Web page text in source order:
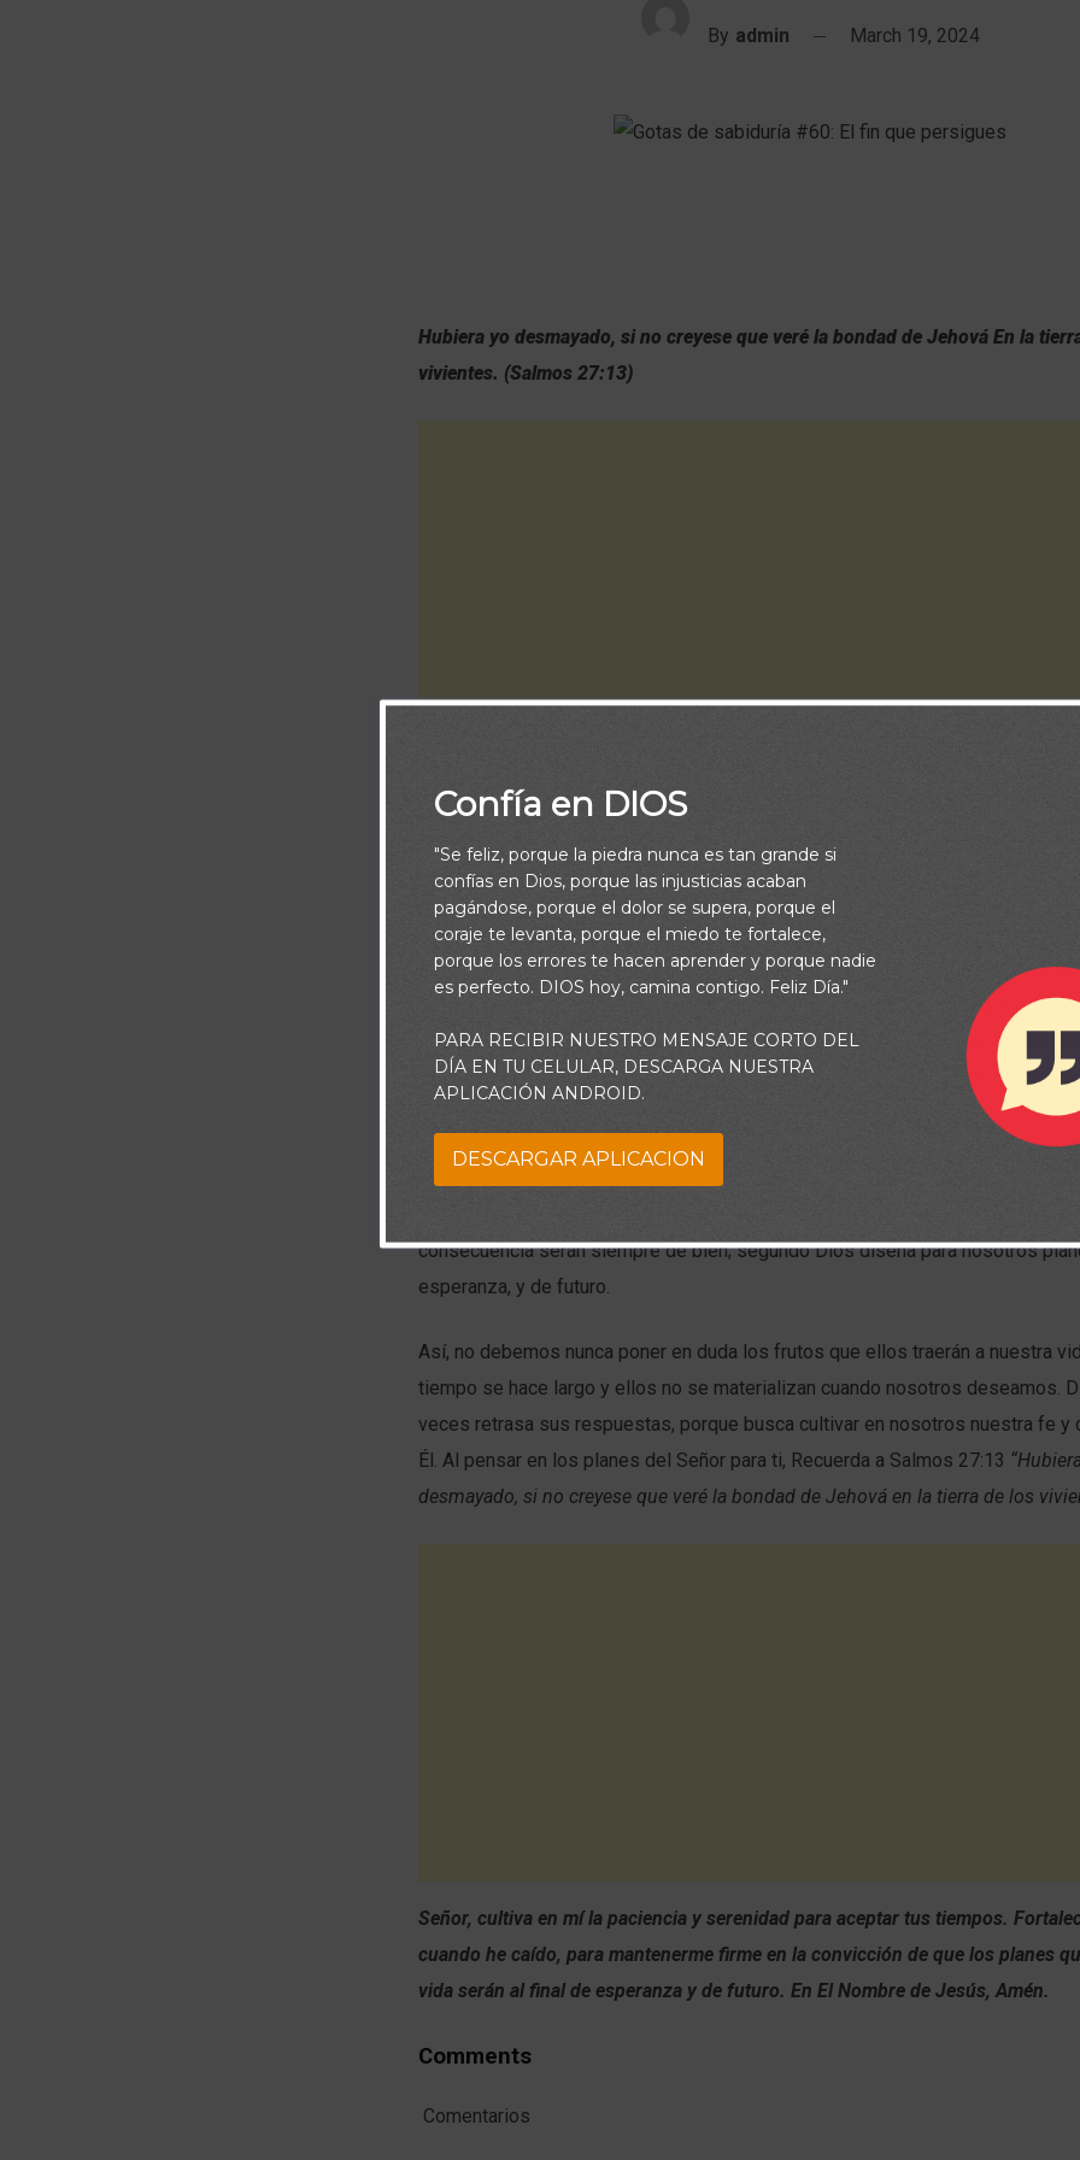
By admin March 19, 2024
Hubiera yo desmayado, si no creyese que veré la bondad de Jehová En la
vivientes. (Salmos 27:13)
Cada día debemos tener presente los planes que Dios tiene para todos
como nosotros lo amamos a Él.
Como el amor es su naturaleza, Dios nunca obrará para cosas contrarias a ella.
procurará para nosotros una vida fructífera, de paz y bendiciones, pidiéndonos
actuemos conforme a su palabra dando desinteresadamente a los que nos
menciona la palabra en Mateo 7:11,“Pues si vosotros, siendo malos, sabéis
dádivas a vuestros hijos, ¿cuánto más vuestro Padre que está en los cielos
Dios vela por nuestro bienestar y de allí debemos creer, tener fe en dos
consecuencia serán siempre de bien; segundo Dios diseña para nosotros
esperanza, y de futuro.
Así, no debemos nunca poner en duda los frutos que ellos traerán a nuestra
tiempo se hace largo y ellos no se materializan cuando nosotros deseamos.
veces retrasa sus respuestas, porque busca cultivar en nosotros nuestra fe y
Él. Al pensar en los planes del Señor para ti, Recuerda a Salmos 27:13
desmayado, si no creyese que veré la bondad de Jehová en la tierra de los
Señor, cultiva en mí la paciencia y serenidad para aceptar tus tiempos.
cuando he caído, para mantenerme firme en la convicción de que los planes
vida serán al final de esperanza y de futuro. En El Nombre de Jesús, Amén.
Comments
Comentarios
Confía en DIOS
"Se feliz, porque la piedra nunca es tan grande si
confías en Dios, porque las injusticias acaban
pagándose, porque el dolor se supera, porque el
coraje te levanta, porque el miedo te fortalece,
porque los errores te hacen aprender y porque nadie
es perfecto. DIOS hoy, camina contigo. Feliz Día."
PARA RECIBIR NUESTRO MENSAJE CORTO DEL
DÍA EN TU CELULAR, DESCARGA NUESTRA
APLICACIÓN ANDROID.
DESCARGAR APLICACION